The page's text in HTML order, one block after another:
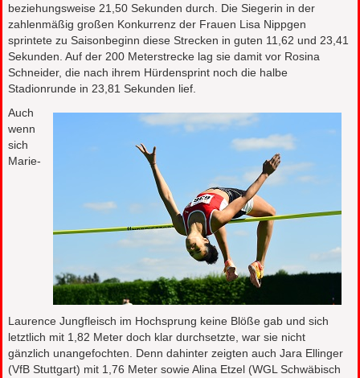
beziehungsweise 21,50 Sekunden durch. Die Siegerin in der
zahlenmäßig großen Konkurrenz der Frauen Lisa Nippgen
sprintete zu Saisonbeginn diese Strecken in guten 11,62 und 23,41
Sekunden. Auf der 200 Meterstrecke lag sie damit vor Rosina
Schneider, die nach ihrem Hürdensprint noch die halbe
Stadionrunde in 23,81 Sekunden lief.
Auch
wenn
sich
Marie-
Laurence Jungfleisch im Hochsprung keine Blöße gab und sich
letztlich mit 1,82 Meter doch klar durchsetzte, war sie nicht
gänzlich unangefochten. Denn dahinter zeigten auch Jara Ellinger
(VfB Stuttgart) mit 1,76 Meter sowie Alina Etzel (WGL Schwäbisch